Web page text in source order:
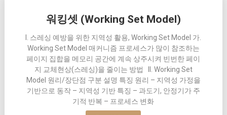
워킹셋 (Working Set Model)
I. 스레싱 예방을 위한 지역성 활용, Working Set Model 가.
Working Set Model 매커니즘 프로세스가 많이 참조하는
페이지 집합을 메모리 공간에 계속 상주시켜 빈번한 페이
지 교체현상(스레싱)을 줄이는 방법 II. Working Set
Model 원리/장단점 구분 설명 특징 원리 – 지역성 가정을
기반으로 동작 – 지역성 기반 특징 – 과도기, 안정기가 주
기적 반복 – 프로세스 변화
navigation